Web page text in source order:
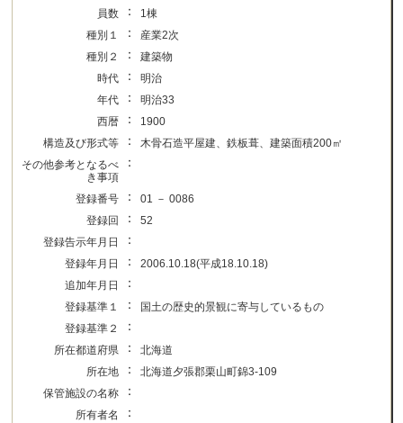
員数 ：
1棟
種別１
：
産業2次
種別２
：
建築物
時代
：
明治
年代
：
明治33
西暦
：
1900
構造及び形式等
：
木骨石造平屋建、鉄板葺、建築面積200㎡
その他参考となるべ
き事項
：
登録番号 ：
01 － 0086
登録回
：
52
登録告示年月日
：
登録年月日 ：
2006.10.18(平成18.10.18)
追加年月日
：
登録基準１ ：
国土の歴史的景観に寄与しているもの
登録基準２
：
所在都道府県 ：
北海道
所在地
：
北海道夕張郡栗山町錦3-109
保管施設の名称
：
所有者名 ：